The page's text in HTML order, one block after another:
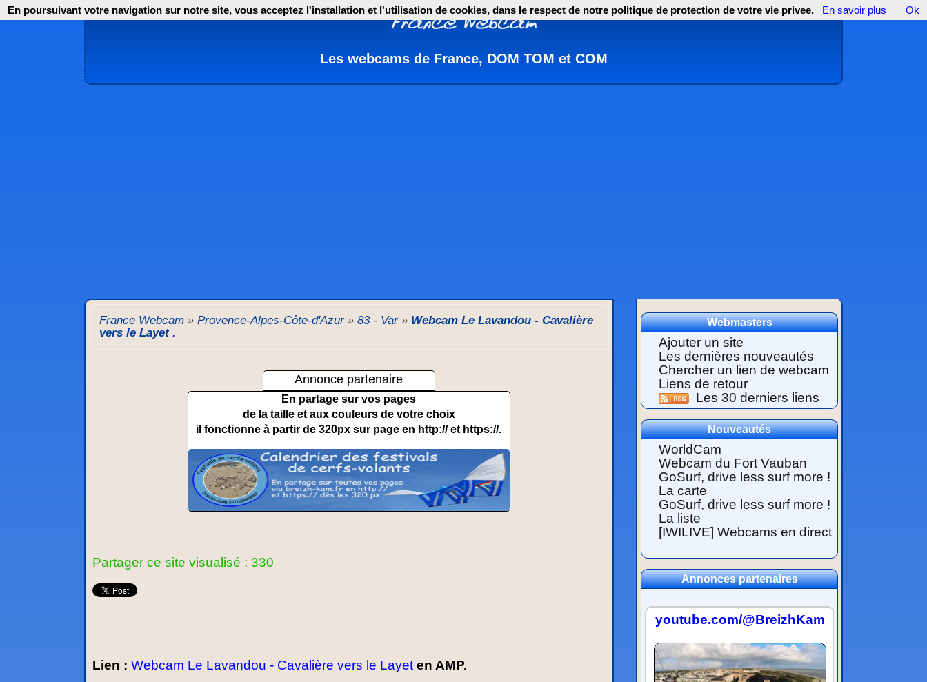
Les webcams de France, DOM TOM et COM
France Webcam » Provence-Alpes-Côte-d'Azur» 83 - Var» Webcam Le Lavandou - Cavalière
vers le Layet .
Annonce partenaire
En partage sur vos pages
de la taille et aux couleurs de votre choix
il fonctionne à partir de 320px sur page en http:// et https://.
Partager ce site visualisé : 330
Lien : Webcam Le Lavandou - Cavalière vers le Layeten AMP.
Webmasters
Ajouter un site
Les dernières nouveautés
Chercher un lien de webcam
Liens de retour
Les 30 derniers liens
Nouveautés
WorldCam
Webcam du Fort Vauban
GoSurf, drive less surf more !
La carte
GoSurf, drive less surf more !
La liste
[IWILIVE] Webcams en direct
Annonces partenaires
youtube.com/@BreizhKam
En poursuivant votre navigation sur notre site, vous acceptez l'installation et l'utilisation de cookies, dans le respect de notre politique de protection de votre vie privee. En savoir plus Ok